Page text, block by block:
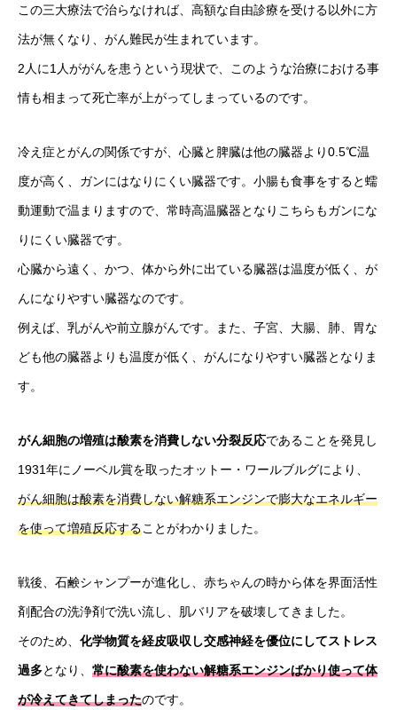
この三大療法で治らなければ、高額な自由診療を受ける以外に方
法が無くなり、がん難民が生まれています。
2人に1人ががんを患うという現状で、このような治療における事
情も相まって死亡率が上がってしまっているのです。
冷え症とがんの関係ですが、心臓と脾臓は他の臓器より0.5℃温
度が高く、ガンにはなりにくい臓器です。小腸も食事をすると蠕
動運動で温まりますので、常時高温臓器となりこちらもガンにな
りにくい臓器です。
心臓から遠く、かつ、体から外に出ている臓器は温度が低く、が
んになりやすい臓器なのです。
例えば、乳がんや前立腺がんです。また、子宮、大腸、肺、胃な
ども他の臓器よりも温度が低く、がんになりやすい臓器となりま
す。
がん細胞の増殖は酸素を消費しない分裂反応であることを発見し
1931年にノーベル賞を取ったオットー・ワールブルグにより、
がん細胞は酸素を消費しない解糖系エンジンで膨大なエネルギー
を使って増殖反応することがわかりました。
戦後、石鹸シャンプーが進化し、赤ちゃんの時から体を界面活性
剤配合の洗浄剤で洗い流し、肌バリアを破壊してきました。
そのため、 化学物質を経皮吸収し交感神経を優位にしてストレス
過多となり、 常に酸素を使わない解糖系エンジンばかり使って体
が冷えてきてしまったのです。